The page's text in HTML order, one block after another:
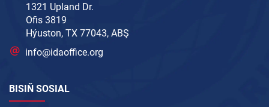
1321 Upland Dr.
Ofis 3819
Hýuston, TX 77043, ABŞ
info@idaoffice.org
BISIŇ SOSIAL